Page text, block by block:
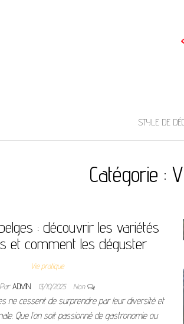
STYLE DE
Catégorie :
: découvrir les variétés
et comment les déguster
Vie pratique
ParADMIN 13/10/2025 Non
ne cessent de surprendre par leur diversité et
Que l’on soit passionné de gastronomie ou